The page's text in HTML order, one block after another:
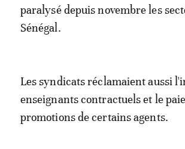
paralysé depuis novembre les
Sénégal.
Les syndicats réclamaient aussi
enseignants contractuels et le
promotions de certains agents.